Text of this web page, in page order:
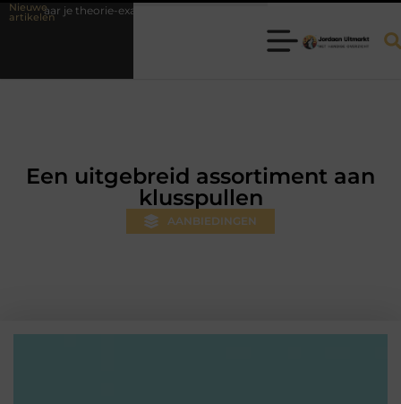
Nieuwe
artikelen
examen Fysiotherapie Hilversum: professionele hulp bij pijn en
Een uitgebreid assortiment aan
klusspullen
AANBIEDINGEN